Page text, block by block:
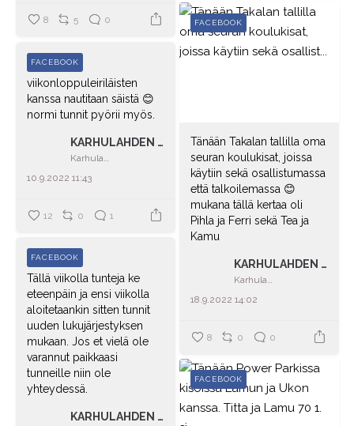
8 5 0
Tänään Takalan tallilla oma
seuran koulukisat, joissa
käytiin sekä osallistumassa
että talkoilemassa 😊
mukana tällä kertaa oli
Pihla ja Ferri sekä Tea ja
Kamu
KARHULAHDEN TILA
Karhulahden tila
18.9.2022 14:02
FACEBOOK
8 0 0
viikonloppuleiriläisten
kanssa nautitaan säistä 😊
normi tunnit pyörii myös.
KARHULAHDEN TILA
Karhulahden tila
10.9.2022 11:43
FACEBOOK
12 0 1
Tällä viikolla tunteja ke
eteenpäin ja ensi viikolla
aloitetaankin sitten tunnit
uuden lukujärjestyksen
mukaan. Jos et vielä ole
varannut paikkaasi
tunneille niin ole
yhteydessä.
KARHULAHDEN TILA
FACEBOOK
FACEBOOK